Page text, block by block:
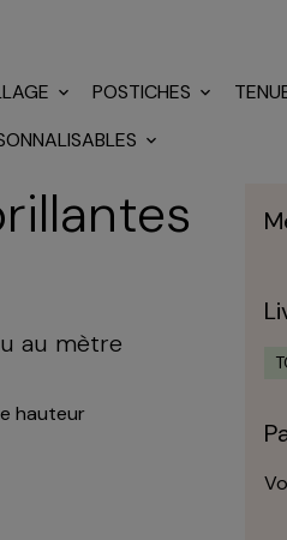
POSTICHES
au mètre
hauteur